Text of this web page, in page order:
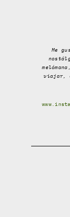
Me
viajar,